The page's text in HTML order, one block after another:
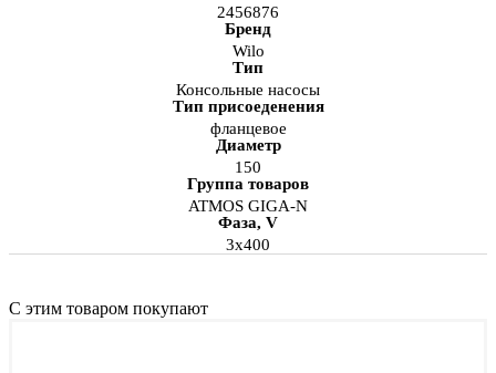
2456876
Бренд
Wilo
Тип
Консольные насосы
Тип присоеденения
фланцевое
Диаметр
150
Группа товаров
ATMOS GIGA-N
Фаза, V
3х400
С этим товаром покупают